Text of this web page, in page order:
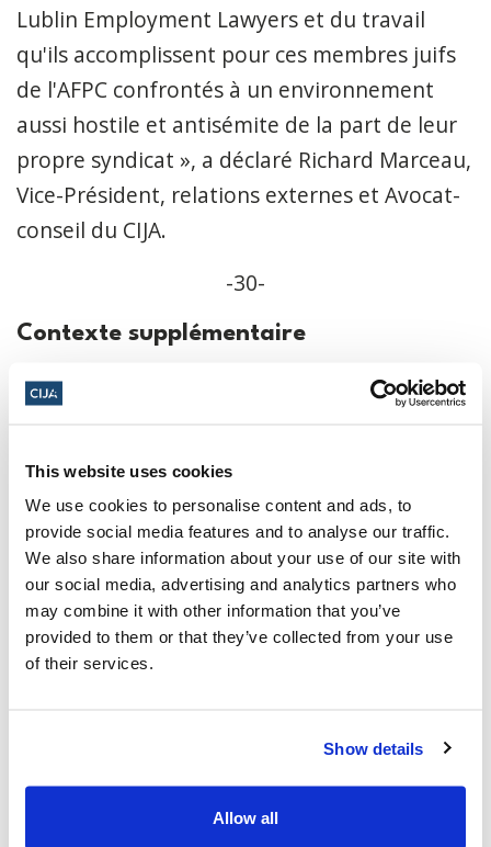
This website uses cookies
We use cookies to personalise content and ads, to
provide social media features and to analyse our traffic.
We also share information about your use of our site with
our social media, advertising and analytics partners who
may combine it with other information that you’ve
provided to them or that they’ve collected from your use
of their services.
Show details
Allow all
Lublin Employment Lawyers et du travail
qu'ils accomplissent pour ces membres juifs
de l'AFPC confrontés à un environnement
aussi hostile et antisémite de la part de leur
propre syndicat », a déclaré Richard Marceau,
Vice-Président, relations externes et Avocat-
conseil du CIJA.
-30-
Contexte supplémentaire
Calendrier des plaintes de l'AFPC
L'AFPC alloue 25 000 $ à l'Office de
secours et de travaux des Nations Unies
pour les réfugiés de Palestine (UNRWA)
À propos du Centre consultatif des
relations juives et israéliennes
est l'agence de
représentation des Fédérations juives du
Canada-UIA, qui représentent les fédérations